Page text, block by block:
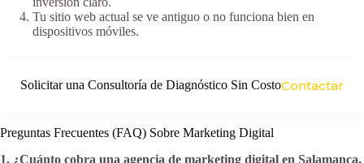
Tu sitio web actual se ve antiguo o no funciona bien en
dispositivos móviles.
Solicitar una Consultoría de Diagnóstico Sin CostoContactar
Preguntas Frecuentes (FAQ) Sobre Marketing Digital
1. ¿Cuánto cobra una agencia de marketing digital en Salamanca,